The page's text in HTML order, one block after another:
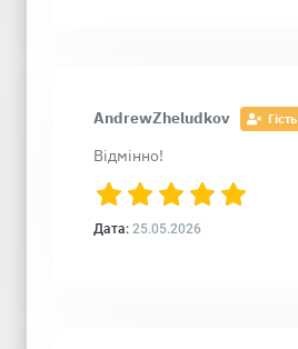
AndrewZheludkov Гість
Відмінно!
Дата: 25.05.2026